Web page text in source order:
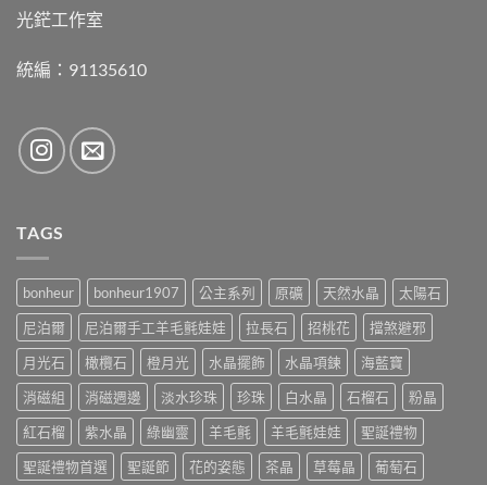
光鋩工作室
統編：91135610
TAGS
bonheur bonheur1907 公主系列 原礦 天然水晶
太陽石
尼泊爾
尼泊爾手工羊毛氈娃娃 拉長石 招桃花
擋煞避邪
月光石
橄欖石 橙月光 水晶擺飾 水晶項鍊
海藍寶
消磁組
消磁週邊 淡水珍珠 珍珠 白水晶 石榴石
粉晶
紅石榴
紫水晶 綠幽靈 羊毛氈 羊毛氈娃娃
聖誕禮物
聖誕禮物首選
聖誕節 花的姿態 茶晶 草莓晶 葡萄石